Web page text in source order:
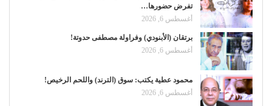
تفرض حضورها…
أغسطس 6, 2026
برتقان (الأبنودي) وفراولة مصطفى حدوتة!
أغسطس 6, 2026
محمود عطية يكتب: سوق (الترند) واللحم الرخيص!
أغسطس 6, 2026